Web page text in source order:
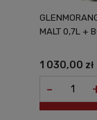
MALT 0,7L +
1 030,00 zł
-